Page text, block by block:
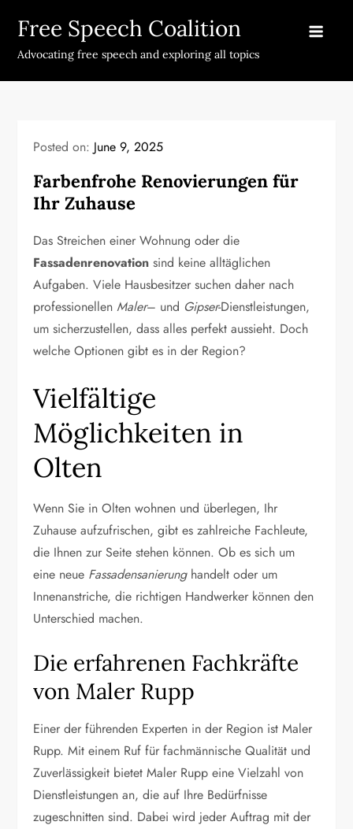
content
Free Speech Coalition
Advocating free speech and exploring all topics
Posted on: June 9, 2025
Farbenfrohe Renovierungen für
Ihr Zuhause
Das Streichen einer Wohnung oder die
Fassadenrenovation sind keine alltäglichen
Aufgaben. Viele Hausbesitzer suchen daher nach
professionellenMaler– und Gipser-Dienstleistungen,
um sicherzustellen, dass alles perfekt aussieht. Doch
welche Optionen gibt es in der Region?
Vielfältige
Möglichkeiten in
Olten
Wenn Sie in Olten wohnen und überlegen, Ihr
Zuhause aufzufrischen, gibt es zahlreiche Fachleute,
die Ihnen zur Seite stehen können. Ob es sich um
eine neue Fassadensanierunghandelt oder um
Innenanstriche, die richtigen Handwerker können den
Unterschied machen.
Die erfahrenen Fachkräfte
von Maler Rupp
Einer der führenden Experten in der Region ist Maler
Rupp. Mit einem Ruf für fachmännische Qualität und
Zuverlässigkeit bietet Maler Rupp eine Vielzahl von
Dienstleistungen an, die auf Ihre Bedürfnisse
zugeschnitten sind. Dabei wird jeder Auftrag mit der